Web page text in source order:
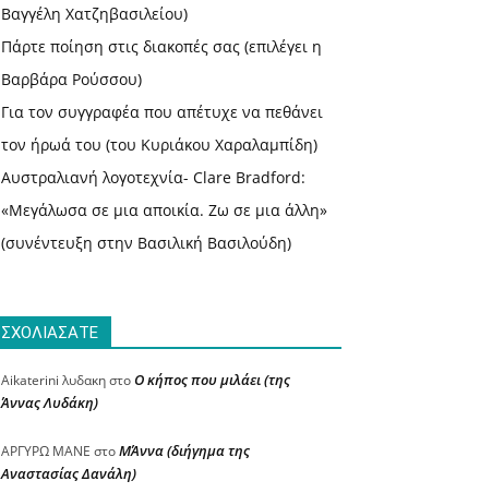
Βαγγέλη Χατζηβασιλείου)
Πάρτε ποίηση στις διακοπές σας (επιλέγει η
Βαρβάρα Ρούσσου)
Για τον συγγραφέα που απέτυχε να πεθάνει
τον ήρωά του (του Κυριάκου Χαραλαμπίδη)
Αυστραλιανή λογοτεχνία- Clare Bradford:
«Μεγάλωσα σε μια αποικία. Ζω σε μια άλλη»
(συνέντευξη στην Βασιλική Βασιλούδη)
ΣΧΟΛΙΑΣΑΤΕ
Aikaterini λυδακηστοΟ κήπος που μιλάει (της
Άννας Λυδάκη)
ΑΡΓΥΡΩ ΜΑΝΕ στοΜΆννα (διήγημα της
Αναστασίας Δανάλη)